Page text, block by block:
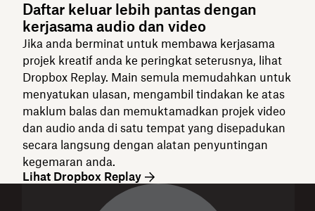
Daftar keluar lebih pantas dengan
kerjasama audio dan video
Jika anda berminat untuk membawa kerjasama
projek kreatif anda ke peringkat seterusnya, lihat
Dropbox Replay. Main semula memudahkan untuk
menyatukan ulasan, mengambil tindakan ke atas
maklum balas dan memuktamadkan projek video
dan audio anda di satu tempat yang disepadukan
secara langsung dengan alatan penyuntingan
kegemaran anda.
Lihat Dropbox Replay